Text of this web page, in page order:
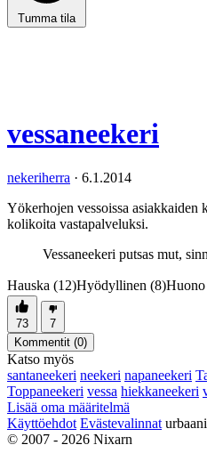
Tumma tila
vessaneekeri
nekeriherra · 6.1.2014
Yökerhojen vessoissa asiakkaiden
kolikoita vastapalveluksi.
Vessaneekeri putsas mut,
Hauska (12)Hyödyllinen (8)
73
7
Kommentit (0)
Katso myös
santaneekeri neekeri napaneekeri
Toppaneekeri vessa hiekkaneekeri
Lisää oma määritelmä
Käyttöehdot Evästevalinnat
© 2007 - 2026 Nixarn